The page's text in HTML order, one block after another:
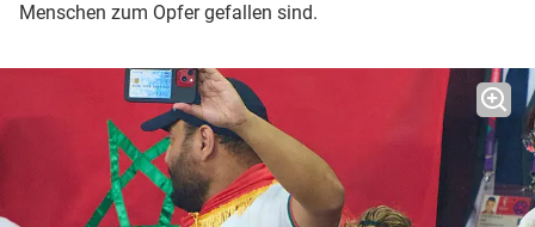
Menschen zum Opfer gefallen sind.